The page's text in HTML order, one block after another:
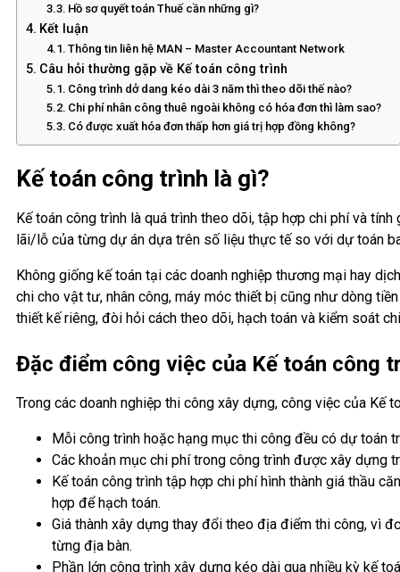
Hồ sơ quyết toán Thuế cần những gì?
Kết luận
Thông tin liên hệ MAN – Master Accountant Network
Câu hỏi thường gặp về Kế toán công trình
Công trình dở dang kéo dài 3 năm thì theo dõi thế nào?
Chi phí nhân công thuê ngoài không có hóa đơn thì làm sao?
Có được xuất hóa đơn thấp hơn giá trị hợp đồng không?
Kế toán công trình là gì?
Kế toán công trình là quá trình theo dõi, tập hợp chi phí và
lãi/lỗ của từng dự án dựa trên số liệu thực tế so với dự toán
Không giống kế toán tại các doanh nghiệp thương mại hay
chi cho vật tư, nhân công, máy móc thiết bị cũng như dòng
thiết kế riêng, đòi hỏi cách theo dõi, hạch toán và kiểm soát
Đặc điểm công việc của Kế toán công
Trong các doanh nghiệp thi công xây dựng, công việc của Kế
Mỗi công trình hoặc hạng mục thi công đều có dự toán
Các khoản mục chi phí trong công trình được xây dựng
Kế toán công trình tập hợp chi phí hình thành giá thầu
hợp để hạch toán.
Giá thành xây dựng thay đổi theo địa điểm thi công, vì
từng địa bàn.
Phần lớn công trình xây dựng kéo dài qua nhiều kỳ kế